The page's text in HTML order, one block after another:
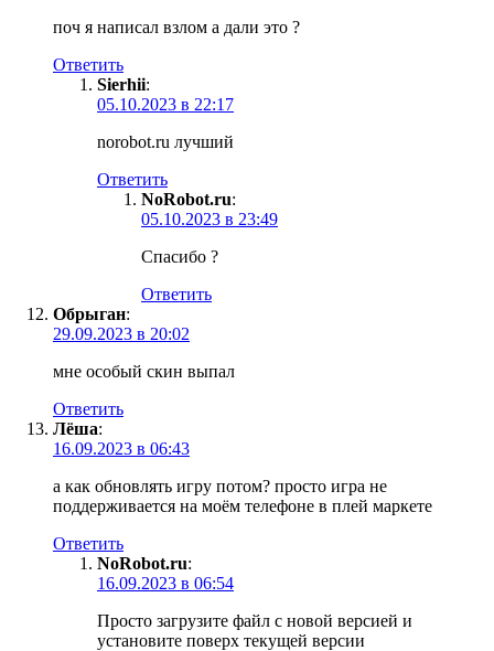
поч я написал взлом а дали это ?
Ответить
Sierhii:
05.10.2023 в 22:17
norobot.ru лучший
Ответить
NoRobot.ru:
05.10.2023 в 23:49
Спасибо ?
Ответить
Обрыган:
29.09.2023 в 20:02
мне особый скин выпал
Ответить
Лёша:
16.09.2023 в 06:43
а как обновлять игру потом? просто игра не
поддерживается на моём телефоне в плей маркете
Ответить
NoRobot.ru:
16.09.2023 в 06:54
Просто загрузите файл с новой версией и
установите поверх текущей версии